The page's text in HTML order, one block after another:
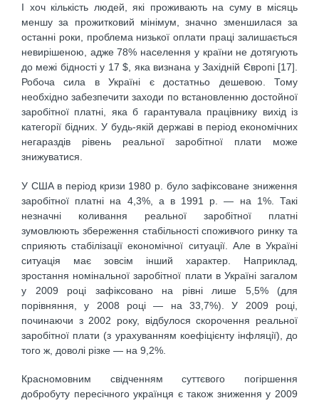
І хоч кількість людей, які проживають на суму в місяць
меншу за прожитковий мінімум, значно зменшилася за
останні роки, проблема низької оплати праці залишається
невирішеною, адже 78% населення у країни не дотягують
до межі бідності у 17 $, яка визнана у Західній Європі [17].
Робоча сила в Україні є достатньо дешевою. Тому
необхідно забезпечити заходи по встановленню достойної
заробітної платні, яка б гарантувала працівнику вихід із
категорії бідних. У будь-якій державі в період економічних
негараздів рівень реальної заробітної плати може
знижуватися.
У США в період кризи 1980 р. було зафіксоване зниження
заробітної платні на 4,3%, а в 1991 р. — на 1%. Такі
незначні коливання реальної заробітної платні
зумовлюють збереження стабільності споживчого ринку та
сприяють стабілізації економічної ситуації. Але в Україні
ситуація має зовсім інший характер. Наприклад,
зростання номінальної заробітної плати в Україні загалом
у 2009 році зафіксовано на рівні лише 5,5% (для
порівняння, у 2008 році — на 33,7%). У 2009 році,
починаючи з 2002 року, відбулося скорочення реальної
заробітної плати (з урахуванням коефіцієнту інфляції), до
того ж, доволі різке — на 9,2%.
Красномовним свідченням суттєвого погіршення
добробуту пересічного українця є також зниження у 2009